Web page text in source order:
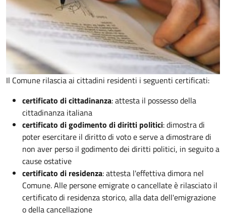
Il Comune rilascia ai cittadini residenti i seguenti certificati:
certificato di cittadinanza: attesta il possesso della
cittadinanza italiana
certificato di godimento di diritti politici: dimostra di
poter esercitare il diritto di voto e serve a dimostrare di
non aver perso il godimento dei diritti politici, in seguito a
cause ostative
certificato di residenza: attesta l'effettiva dimora nel
Comune. Alle persone emigrate o cancellate è rilasciato il
certificato di residenza storico, alla data dell'emigrazione
o della cancellazione